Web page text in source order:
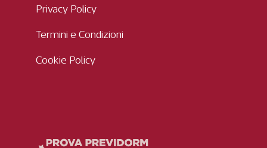
Privacy Policy
Termini e Condizioni
Cookie Policy